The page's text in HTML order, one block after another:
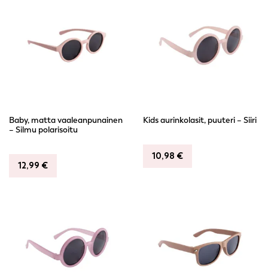
Baby, matta vaaleanpunainen
– Silmu polarisoitu
12,99 €
Kids aurinkolasit, puuteri – Siiri
10,98 €